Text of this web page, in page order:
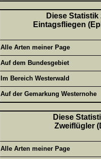
Diese
Eintagsfliegen
Alle Arten meiner Page
Auf dem Bundesgebiet
Im Bereich Westerwald
Auf der Gemarkung Westernohe
Diese
Zweiflügler
Alle Arten meiner Page